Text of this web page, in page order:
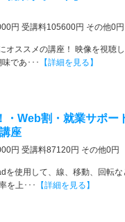
円 受講料105600円 その他0円
オススメの講座！ 映像を視聴
であ･･･
【詳細を見る】
・Web割・就業サポー
座
円 受講料87120円 その他0円
を使用して、線、移動、回転
を上･･･
【詳細を見る】